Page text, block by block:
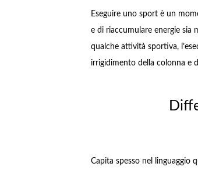
Eseguire uno sport è un
e di riaccumulare energie sia
qualche attività sportiva,
irrigidimento della colonna e
Capita spesso nel linguaggio